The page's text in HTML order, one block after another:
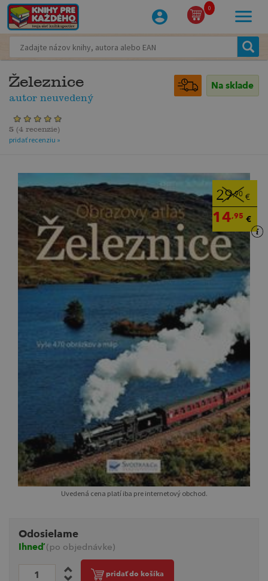
0
Železnice
autor neuvedený
Na sklade
5 (4 recenzie)
pridať recenziu »
29,90 €
14,95 €
Uvedená cena platí iba pre internetový obchod.
Odosielame
Ihneď(po objednávke)
pridať do košíka